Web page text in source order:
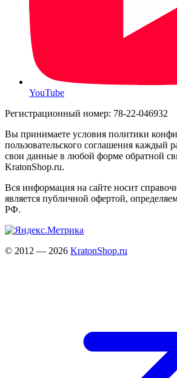
YouTube
Регистрационный номер: 78-22-046932
Вы принимаете условия политики
пользовательского соглашения каждый
свои данные в любой форме обратной
KratonShop.ru.
Вся информация на сайте носит
является публичной офертой,
РФ.
© 2012 — 2026 KratonShop.ru